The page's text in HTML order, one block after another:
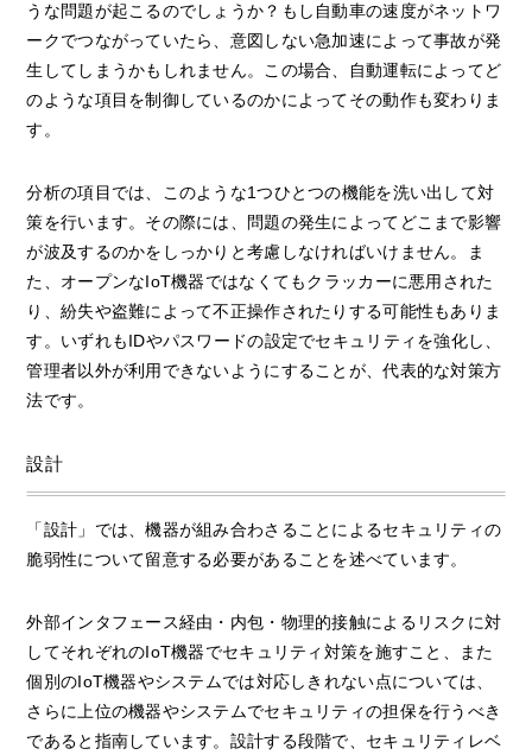
うな問題が起こるのでしょうか？もし自動車の速度がネットワ
ークでつながっていたら、意図しない急加速によって事故が発
生してしまうかもしれません。この場合、自動運転によってど
のような項目を制御しているのかによってその動作も変わりま
す。
分析の項目では、このような1つひとつの機能を洗い出して対
策を行います。その際には、問題の発生によってどこまで影響
が波及するのかをしっかりと考慮しなければいけません。ま
た、オープンなIoT機器ではなくてもクラッカーに悪用された
り、紛失や盗難によって不正操作されたりする可能性もありま
す。いずれもIDやパスワードの設定でセキュリティを強化し、
管理者以外が利用できないようにすることが、代表的な対策方
法です。
設計
「設計」では、機器が組み合わさることによるセキュリティの
脆弱性について留意する必要があることを述べています。
外部インタフェース経由・内包・物理的接触によるリスクに対
してそれぞれのIoT機器でセキュリティ対策を施すこと、また
個別のIoT機器やシステムでは対応しきれない点については、
さらに上位の機器やシステムでセキュリティの担保を行うべき
であると指南しています。設計する段階で、セキュリティレベ